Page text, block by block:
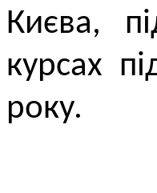
Києва,
курсах
року.